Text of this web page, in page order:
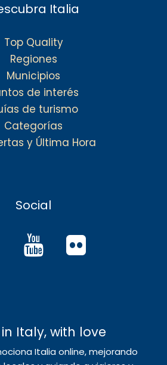
Italia
Top Quality
Regiones
Municipios
de interés
de turismo
Categorías
y Última Hora
Social
Italy, with love
Italia online, mejorando